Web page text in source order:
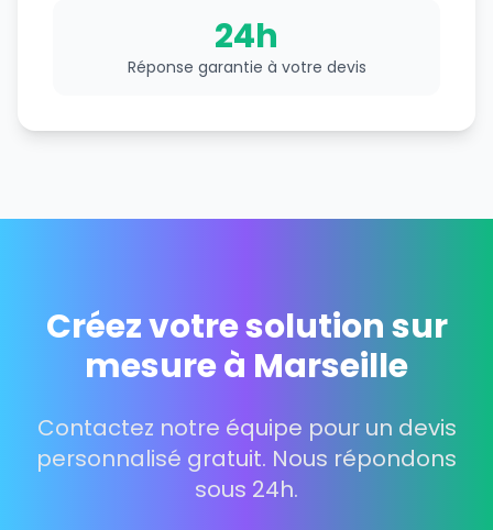
24h
Réponse garantie à votre devis
Créez votre solution sur
mesure à Marseille
Contactez notre équipe pour un devis
personnalisé gratuit. Nous répondons
sous 24h.